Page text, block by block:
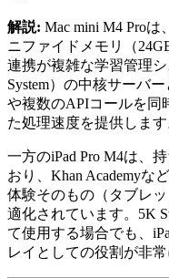
解説: Mac mini M4 Pro
ニファイドメモリ（
連携が複雑な学習管理シ
System）の中核サーバ
や複数のAPIコールを同
た処理速度を提供します
一方のiPad Pro M4は、
おり、Khan Academyな
体験そのもの（タブレ
適化されています。5K
て使用する場合でも、
レイとしての役割が非常